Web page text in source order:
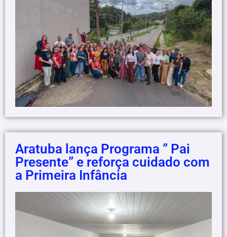
Aratuba lança Programa ” Pai
Presente” e reforça cuidado com
a Primeira Infância